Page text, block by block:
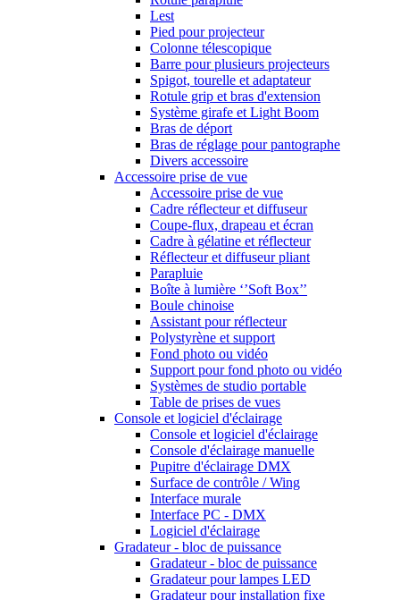
Lest
Pied pour projecteur
Colonne télescopique
Barre pour plusieurs projecteurs
Spigot, tourelle et adaptateur
Rotule grip et bras d'extension
Système girafe et Light Boom
Bras de déport
Bras de réglage pour pantographe
Divers accessoire
Accessoire prise de vue
Accessoire prise de vue
Cadre réflecteur et diffuseur
Coupe-flux, drapeau et écran
Cadre à gélatine et réflecteur
Réflecteur et diffuseur pliant
Parapluie
Boîte à lumière ‘’Soft Box’’
Boule chinoise
Assistant pour réflecteur
Polystyrène et support
Fond photo ou vidéo
Support pour fond photo ou vidéo
Systèmes de studio portable
Table de prises de vues
Console et logiciel d'éclairage
Console et logiciel d'éclairage
Console d'éclairage manuelle
Pupitre d'éclairage DMX
Surface de contrôle / Wing
Interface murale
Interface PC - DMX
Logiciel d'éclairage
Gradateur - bloc de puissance
Gradateur - bloc de puissance
Gradateur pour lampes LED
Gradateur pour installation fixe